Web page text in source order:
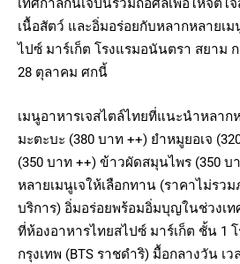
เทศกาลกินเจปีนี้ร่วมถือศีลเพื่อให้จิตใ
เนื้อสัตว์ และอิ่มอร่อยกับหลากหลายเ
ไปซ์ มาร์เก็ต โรงแรมอนันตรา สยาม
28 ตุลาคม ศกนี้
เมนูอาหารเจสไตล์ไทยที่แนะนำหลาก
มะตะบะ (380 บาท ++) ยำหมูยอเจ
(350 บาท ++) ข้าวผัดสมุนไพร (350 บ
หลายเมนูเจให้เลือกทาน (ราคาไม่รว
บริการ) อิ่มอร่อยพร้อมอิ่มบุญในช่วงเท
ที่ห้องอาหารไทยสไปซ์ มาร์เก็ต ชั้น 1
กรุงเทพ (BTS ราชดำริ) มื้อกลางวัน เว